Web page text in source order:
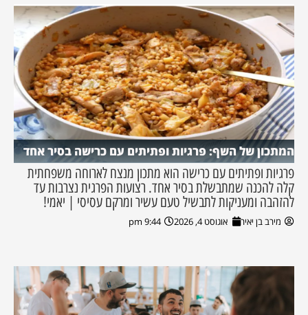
המתכון של השף: פרגיות ופתיתים עם כרישה בסיר אחד
פרגיות ופתיתים עם כרישה הוא מתכון מנצח לארוחה משפחתית
קלה להכנה שמתבשלת בסיר אחד. רצועות הפרגית נצרבות עד
להזהבה ומעניקות לתבשיל טעם עשיר ומרקם עסיסי | יאמי!
מירב בן יאיר אוגוסט 4, 2026 9:44 pm